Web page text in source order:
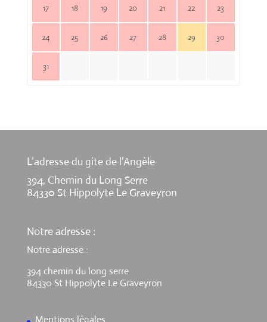
17 18 19 20 21 22 23
24 25 26 27 28 29 30
31
L’adresse du gite de l’Angèle
394, Chemin du Long Serre
84330 St Hippolyte Le Graveyron
Notre adresse :
Notre adresse :
394 chemin du long serre
84330 St Hippolyte Le Graveyron
Mentions légales